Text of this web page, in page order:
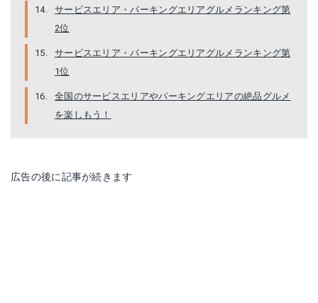
サービスエリア・パーキングエリアグルメランキング第
2位
サービスエリア・パーキングエリアグルメランキング第
1位
全国のサービスエリアやパーキングエリアの絶品グルメ
を楽しもう！
広告の後に記事が続きます